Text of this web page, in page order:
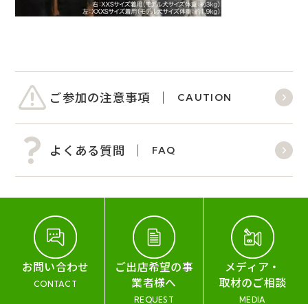
ご参加の注意事項 CAUTION
よくある質問 FAQ
お問い合わせ
CONTACT
ご出店希望の事
業者様へ
REQUEST
メディア・
取材のご相談
MEDIA